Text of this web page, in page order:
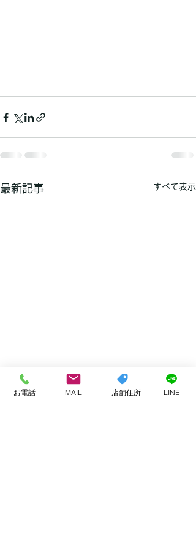
最新記事 すべて表示
お電話 MAIL 店舗住所 LINE